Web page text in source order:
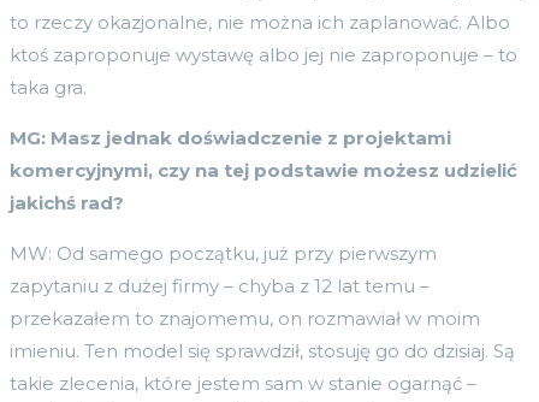
to rzeczy okazjonalne, nie można ich zaplanować. Albo
ktoś zaproponuje wystawę albo jej nie zaproponuje – to
taka gra.
MG: Masz jednak doświadczenie z projektami
komercyjnymi, czy na tej podstawie możesz udzielić
jakichś rad?
MW: Od samego początku, już przy pierwszym
zapytaniu z dużej firmy – chyba z 12 lat temu –
przekazałem to znajomemu, on rozmawiał w moim
imieniu. Ten model się sprawdził, stosuję go do dzisiaj. Są
takie zlecenia, które jestem sam w stanie ogarnąć –